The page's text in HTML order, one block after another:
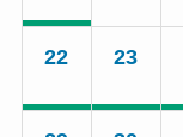
22 23